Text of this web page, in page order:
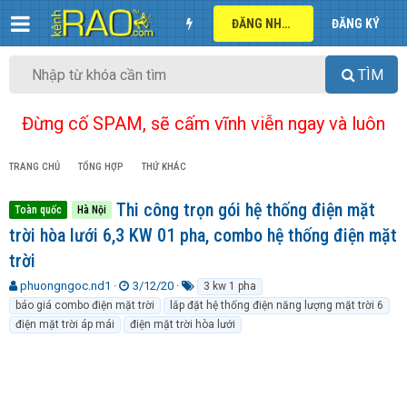
ĐĂNG NHẬP ĐĂNG KÝ
TÌM
Đừng cố SPAM, sẽ cấm vĩnh viễn ngay và luôn
TRANG CHỦ TỔNG HỢP THỨ KHÁC
Toàn quốc Hà Nội
Thi công trọn gói hệ thống điện mặt
trời hòa lưới 6,3 KW 01 pha, combo hệ thống điện mặt
trời
T
h
r
e
phuongngoc.nd1
N
g
à
y
3/12/20
ừ
k
h
3 kw 1 pha
báo giá combo điện mặt trời
lắp đặt hệ thống điện năng lượng mặt trời 6
điện mặt trời áp mái
điện mặt trời hòa lưới